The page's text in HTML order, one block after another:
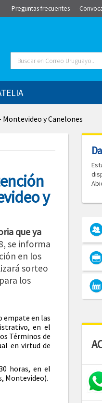
Preguntas frecuentes
Buscar
y Canelones
y
que ya
se informa
en los
sorteo
los
empate en las
en el
Términos de
en virtud de
horas, en el
Montevideo).